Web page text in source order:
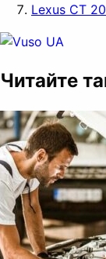
Lexus CT
Читайте